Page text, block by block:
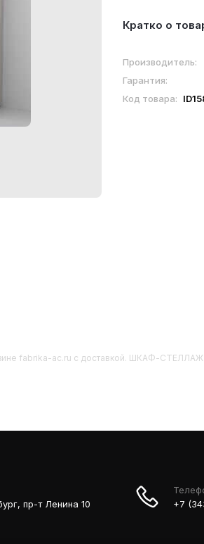
Кратко о
Производитель:
Гарантия:
Код товара:
fabrika-ac.ru с доставкой. ШКАФ-
пр-т Ленина 10
+7